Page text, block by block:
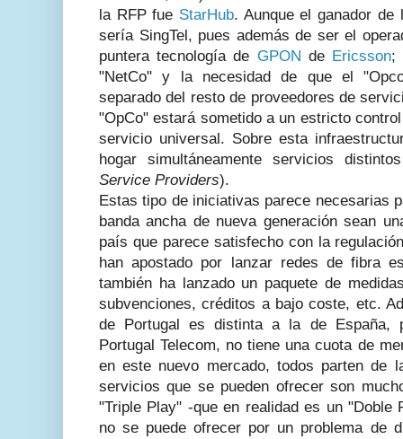
la RFP fue StarHub. Aunque el ganador
sería SingTel, pues además de ser el
puntera tecnología de GPON de Ericsson;
"NetCo" y la necesidad de que el
separado del resto de proveedores de
"OpCo" estará sometido a un estricto
servicio universal. Sobre esta
hogar simultáneamente servicios
Service Providers).
Estas tipo de iniciativas parece necesarias
banda ancha de nueva generación sean
país que parece satisfecho con la
han apostado por lanzar redes de fibra
también ha lanzado un paquete de
subvenciones, créditos a bajo coste, etc.
de Portugal es distinta a la de España,
Portugal Telecom, no tiene una cuota de
en este nuevo mercado, todos parten de
servicios que se pueden ofrecer son
"Triple Play" -que en realidad es un "Doble
no se puede ofrecer por un problema de